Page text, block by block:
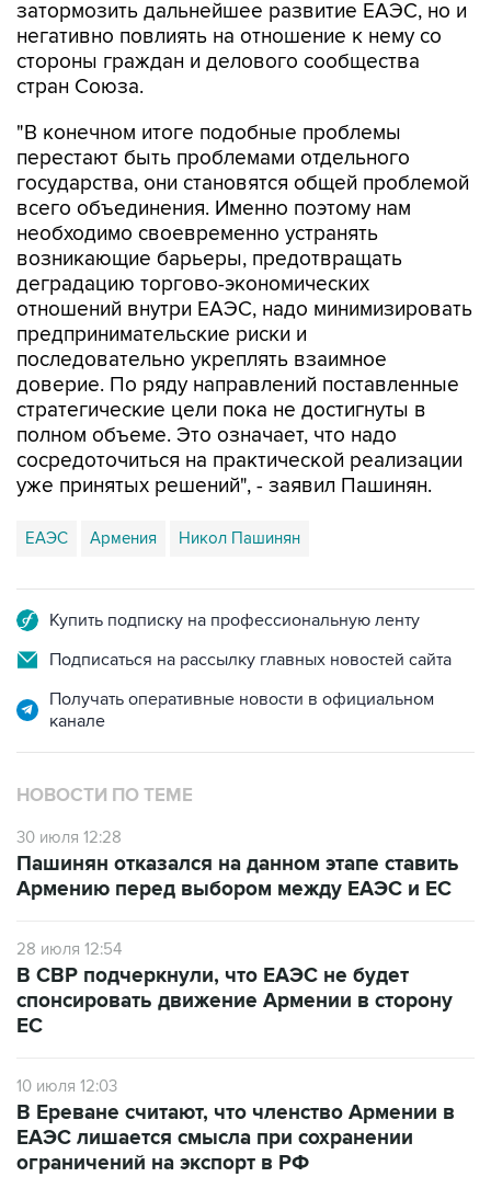
затормозить дальнейшее развитие ЕАЭС, но и
негативно повлиять на отношение к нему со
стороны граждан и делового сообщества
стран Союза.
"В конечном итоге подобные проблемы
перестают быть проблемами отдельного
государства, они становятся общей проблемой
всего объединения. Именно поэтому нам
необходимо своевременно устранять
возникающие барьеры, предотвращать
деградацию торгово-экономических
отношений внутри ЕАЭС, надо минимизировать
предпринимательские риски и
последовательно укреплять взаимное
доверие. По ряду направлений поставленные
стратегические цели пока не достигнуты в
полном объеме. Это означает, что надо
сосредоточиться на практической реализации
уже принятых решений", - заявил Пашинян.
ЕАЭС Армения Никол Пашинян
Купить подписку на профессиональную ленту
Подписаться на рассылку главных новостей сайта
Получать оперативные новости в официальном
канале
НОВОСТИ ПО ТЕМЕ
30 июля 12:28
Пашинян отказался на данном этапе ставить
Армению перед выбором между ЕАЭС и ЕС
28 июля 12:54
В СВР подчеркнули, что ЕАЭС не будет
спонсировать движение Армении в сторону
ЕС
10 июля 12:03
В Ереване считают, что членство Армении в
ЕАЭС лишается смысла при сохранении
ограничений на экспорт в РФ